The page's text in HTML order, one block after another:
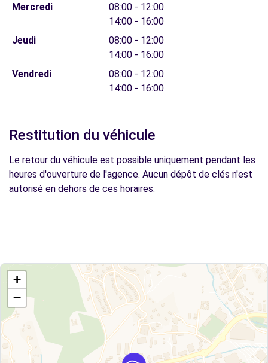
Mercredi
08:00 - 12:00
14:00 - 16:00
Jeudi
08:00 - 12:00
14:00 - 16:00
Vendredi
08:00 - 12:00
14:00 - 16:00
Restitution du véhicule
Le retour du véhicule est possible uniquement pendant les
heures d'ouverture de l'agence. Aucun dépôt de clés n'est
autorisé en dehors de ces horaires.
+
−